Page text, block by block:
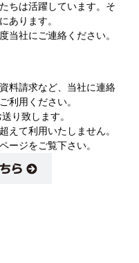
ちは活躍しています。そ
あります。
当社にご連絡ください。
料請求など、当社に連絡
利用ください。
り致します。
えて利用いたしません。
ージをご覧下さい。